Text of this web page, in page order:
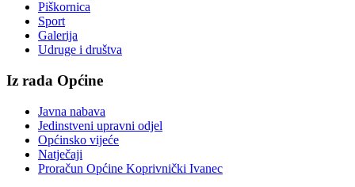
Piškornica
Sport
Galerija
Udruge i društva
Iz rada Općine
Javna nabava
Jedinstveni upravni odjel
Općinsko vijeće
Natječaji
Proračun Općine Koprivnički Ivanec